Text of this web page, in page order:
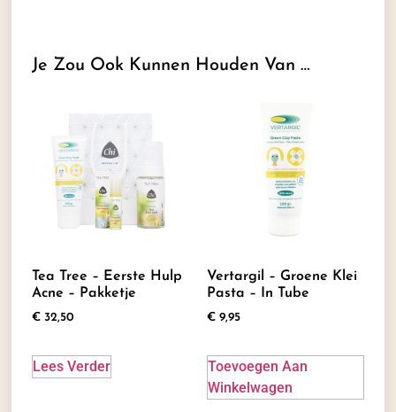
Je Zou Ook Kunnen Houden Van …
Tea Tree – Eerste Hulp
Acne – Pakketje
€ 32,50
Lees Verder
Vertargil – Groene Klei
Pasta – In Tube
€ 9,95
Toevoegen Aan
Winkelwagen